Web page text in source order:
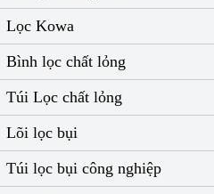
Lọc Kowa
Bình lọc chất lỏng
Túi Lọc chất lỏng
Lõi lọc bụi
Túi lọc bụi công nghiệp